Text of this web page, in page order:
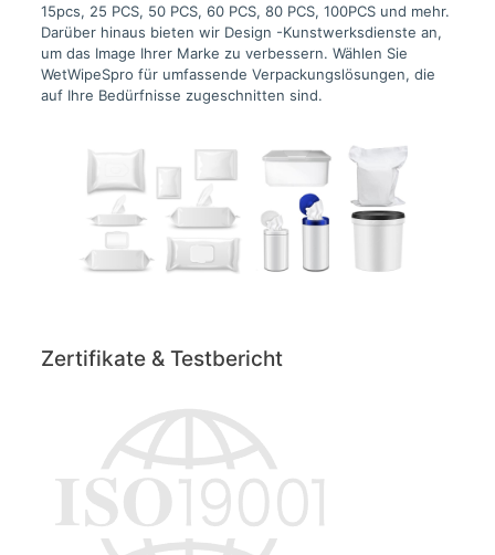
15pcs, 25 PCS, 50 PCS, 60 PCS, 80 PCS, 100PCS und mehr.
Darüber hinaus bieten wir Design -Kunstwerksdienste an,
um das Image Ihrer Marke zu verbessern. Wählen Sie
WetWipeSpro für umfassende Verpackungslösungen, die
auf Ihre Bedürfnisse zugeschnitten sind.
Zertifikate & Testbericht